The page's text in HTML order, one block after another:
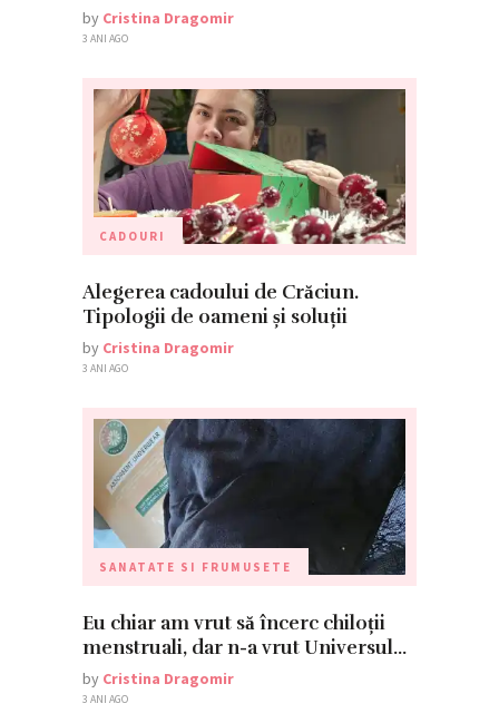
by Cristina Dragomir
3 ANI AGO
CADOURI
Alegerea cadoului de Crăciun.
Tipologii de oameni și soluții
by Cristina Dragomir
3 ANI AGO
SANATATE SI FRUMUSETE
Eu chiar am vrut să încerc chiloții
menstruali, dar n-a vrut Universul…
by Cristina Dragomir
3 ANI AGO